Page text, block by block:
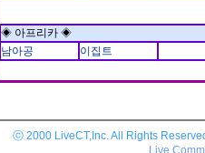
◈ 아프리카 ◈
남아공
이집트
ⓒ 2000 LiveCT,Inc. All Rights
Live